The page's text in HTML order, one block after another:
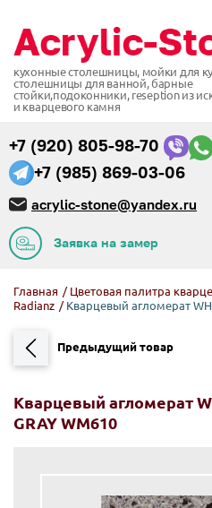
кухонные столешницы, мойки для
столешницы для ванной, барные
стойки,подоконники, reseption из
и кварцевого камня
+7 (985) 869-03-06
+7 (920) 805-98-70
acrylic-stone@yandex.ru
Заявка на замер
Главная / Цветовая палитра
Radianz / Кварцевый агломерат
Кварцевый агломерат
GRAY WM610